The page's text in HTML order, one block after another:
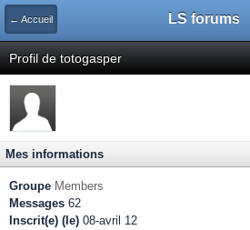
← Accueil LS forums
Profil de totogasper
Mes informations
Groupe Members
Messages 62
Inscrit(e) (le) 08-avril 12